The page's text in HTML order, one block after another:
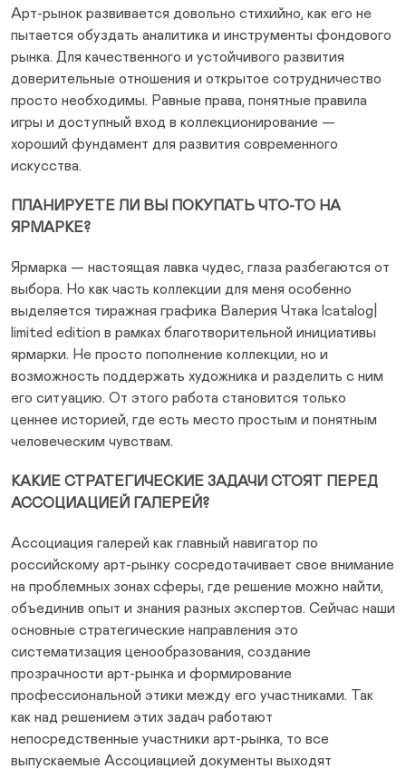
Арт-рынок развивается довольно стихийно, как его не
пытается обуздать аналитика и инструменты фондового
рынка. Для качественного и устойчивого развития
доверительные отношения и открытое сотрудничество
просто необходимы. Равные права, понятные правила
игры и доступный вход в коллекционирование —
хороший фундамент для развития современного
искусства.
ПЛАНИРУЕТЕ ЛИ ВЫ ПОКУПАТЬ ЧТО-ТО НА
ЯРМАРКЕ?
Ярмарка — настоящая лавка чудес, глаза разбегаются от
выбора. Но как часть коллекции для меня особенно
выделяется тиражная графика Валерия Чтака lcatalog|
limited edition в рамках благотворительной инициативы
ярмарки. Не просто пополнение коллекции, но и
возможность поддержать художника и разделить с ним
его ситуацию. От этого работа становится только
ценнее историей, где есть место простым и понятным
человеческим чувствам.
КАКИЕ СТРАТЕГИЧЕСКИЕ ЗАДАЧИ СТОЯТ ПЕРЕД
АССОЦИАЦИЕЙ ГАЛЕРЕЙ?
Ассоциация галерей как главный навигатор по
российскому арт-рынку сосредотачивает свое внимание
на проблемных зонах сферы, где решение можно найти,
объединив опыт и знания разных экспертов. Сейчас наши
основные стратегические направления это
систематизация ценообразования, создание
прозрачности арт-рынка и формирование
профессиональной этики между его участниками. Так
как над решением этих задач работают
непосредственные участники арт-рынка, то все
выпускаемые Ассоциацией документы выходят